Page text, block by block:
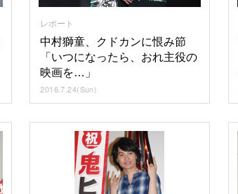
レポート
中村獅童、クドカンに恨み節
「いつになったら、おれ主役の
映画を…」
2016.7.24(Sun)